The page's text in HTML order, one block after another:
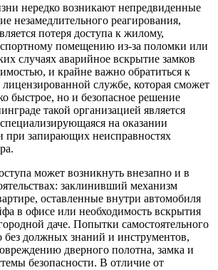
нередко возникают непредвиденные
незамедлительного реагирования,
потеря доступа к жилому,
помещению из-за поломки или
случаях аварийное вскрытие замков
и крайне важно обратиться к
службе, которая сможет
быстрое, но и безопасное решение
такой организацией является
на оказании
при запирающих неисправностях
может возникнуть внезапно и в
заклинивший механизм
оставленные внутри автомобиля
в офисе или необходимость вскрытия
даче. Попытки самостоятельного
без должных знаний и инструментов,
дверного полотна, замка и
безопасности. В отличие от